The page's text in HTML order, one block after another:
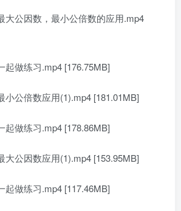
公因数，最小公倍数的应用.mp4
做练习.mp4 [176.75MB]
公倍数应用(1).mp4 [181.01MB]
做练习.mp4 [178.86MB]
公因数应用(1).mp4 [153.95MB]
做练习.mp4 [117.46MB]